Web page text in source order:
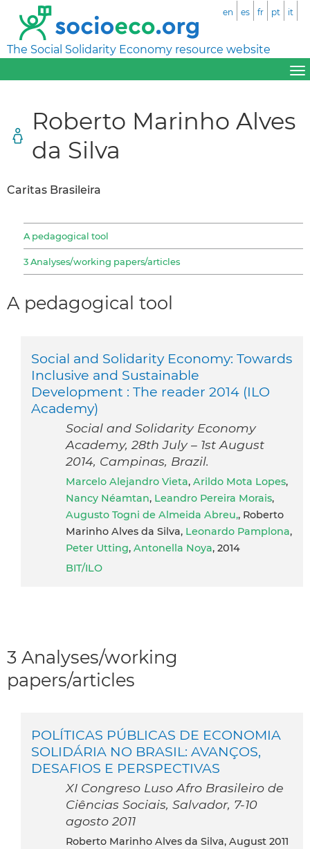
The Social Solidarity Economy resource website
en es fr pt it
Roberto Marinho Alves
da Silva
Caritas Brasileira
A pedagogical tool
3 Analyses/working papers/articles
A pedagogical tool
Social and Solidarity Economy: Towards
Inclusive and Sustainable
Development : The reader 2014 (ILO
Academy)
Social and Solidarity Economy
Academy, 28th July – 1st August
2014, Campinas, Brazil.
Marcelo Alejandro Vieta, Arildo Mota Lopes,
Nancy Néamtan, Leandro Pereira Morais,
Augusto Togni de Almeida Abreu,, Roberto
Marinho Alves da Silva, Leonardo Pamplona,
Peter Utting, Antonella Noya, 2014
BIT/ILO
3 Analyses/working
papers/articles
POLÍTICAS PÚBLICAS DE ECONOMIA
SOLIDÁRIA NO BRASIL: AVANÇOS,
DESAFIOS E PERSPECTIVAS
XI Congreso Luso Afro Brasileiro de
Ciências Sociais, Salvador, 7-10
agosto 2011
Roberto Marinho Alves da Silva, August 2011